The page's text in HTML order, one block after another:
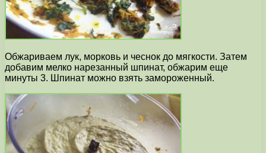
Обжариваем лук, морковь и чеснок до мягкости. Затем
добавим мелко нарезанный шпинат, обжарим еще
минуты 3. Шпинат можно взять замороженный.